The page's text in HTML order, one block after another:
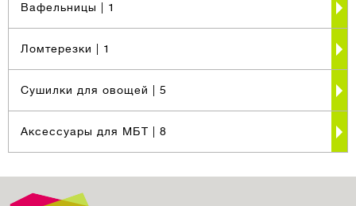
Вафельницы | 1
Ломтерезки | 1
Сушилки для овощей | 5
Аксессуары для МБТ | 8